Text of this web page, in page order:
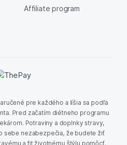
Affiliate program
pre každého a líšia sa podľa
Pred začatím diétneho programu
Potraviny a doplnky stravy,
sebe nezabezpečia, že budete žiť
a fit životnému štýlu pomôcť.